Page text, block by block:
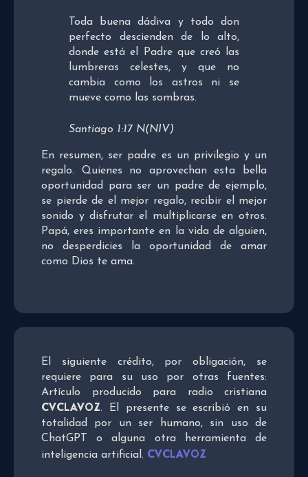
Toda buena dádiva y todo don
perfecto descienden de lo alto,
donde está el Padre que creó las
lumbreras celestes, y que no
cambia como los astros ni se
mueve como las sombras.
Santiago 1:17 N(NIV)
En resumen, ser padre es un privilegio y un
regalo. Quienes no aprovechan esta bella
oportunidad para ser un padre de ejemplo,
se pierde de el mejor regalo, recibir el mejor
sonido y disfrutar el multiplicarse en otros.
Papá, eres importante en la vida de alguien,
no desperdicies la oportunidad de amar
como Dios te ama.
El siguiente crédito, por obligación, se
requiere para su uso por otras fuentes:
Artículo producido para radio cristiana
CVCLAVOZ. El presente se escribió en su
totalidad por un ser humano, sin uso de
ChatGPT o alguna otra herramienta de
inteligencia artificial. CVCLAVOZ